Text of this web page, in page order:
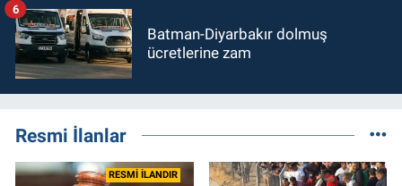
Batman-Diyarbakır dolmuş
ücretlerine zam
6
Resmi İlanlar
RESMİ İLANDIR